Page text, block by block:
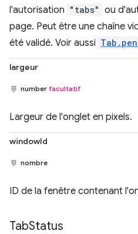
l'autorisation "tabs" ou
page. Peut être une chaîne
été validé. Voir aussi
largeur
number facultatif
Largeur de l'onglet en pixels.
windowId
nombre
ID de la fenêtre contenant
TabStatus